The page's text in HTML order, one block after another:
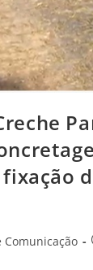
Comunicação